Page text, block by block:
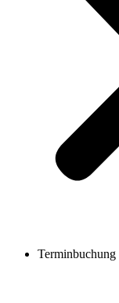
Terminbuchung